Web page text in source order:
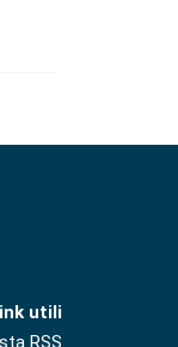
utili
RSS